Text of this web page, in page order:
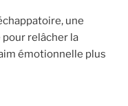
une
pour relâcher la
émotionnelle plus